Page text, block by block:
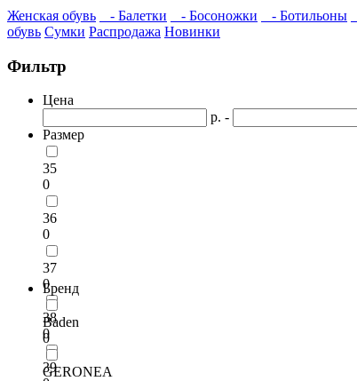
Женская обувь
- Балетки - Босоножки - Ботильоны
обувь Сумки Распродажа Новинки
Фильтр
Цена
р. -
Размер
35
0
36
0
37
0
38
0
39
Бренд
Baden
0
GERONEA